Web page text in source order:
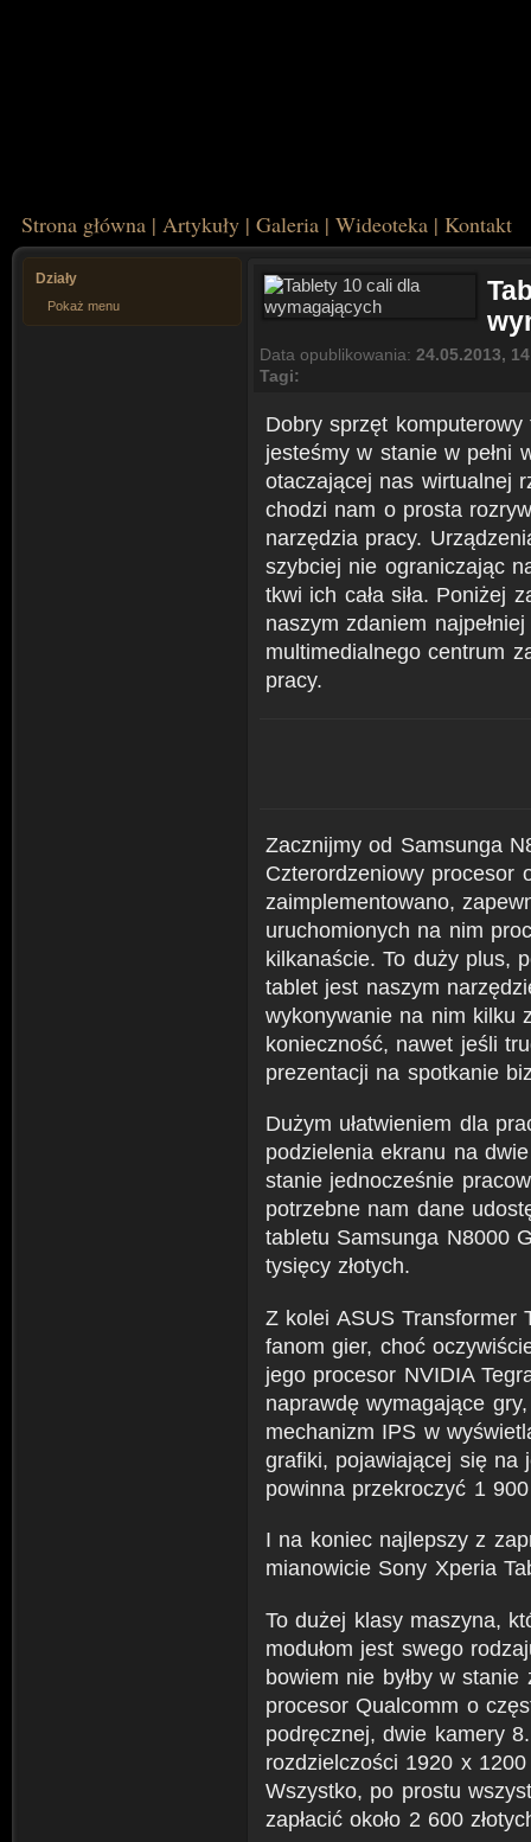
Strona główna | Artykuły | Galeria | Wideoteka | Kontakt
Działy
Pokaż menu
Data opublikowania: 24.05.2013,
Tagi:
Dobry sprzęt
jesteśmy w stanie w pełni
otaczającej nas wirtualnej
chodzi nam o prosta
narzędzia pracy.
szybciej nie ograniczając
tkwi ich cała siła. Poniżej
naszym zdaniem
multimedialnego centrum
pracy.
Zacznijmy od Samsunga
Czterordzeniowy procesor
zaimplementowano,
uruchomionych na nim
kilkanaście. To duży plus,
tablet jest naszym
wykonywanie na nim kilku
konieczność, nawet jeśli
prezentacji na spotkanie
Dużym ułatwieniem dla
podzielenia ekranu na
stanie jednocześnie
potrzebne nam dane
tabletu Samsunga N8000
tysięcy złotych.
Z kolei ASUS Transformer
fanom gier, choć
jego procesor NVIDIA
naprawdę wymagające
mechanizm IPS w
grafiki, pojawiającej się na
powinna przekroczyć 1 900
I na koniec najlepszy z
mianowicie Sony Xperia
To dużej klasy maszyna,
modułom jest swego
bowiem nie byłby w
procesor Qualcomm o
podręcznej, dwie kamery
rozdzielczości 1920 x
Wszystko, po prostu
zapłacić około 2 600